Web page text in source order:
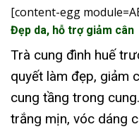
[content-egg
Đẹp da, hỗ trợ giảm cân
Trà cung đình huế
quyết làm đẹp, giảm
cung tầng trong
trắng mịn, vóc dáng